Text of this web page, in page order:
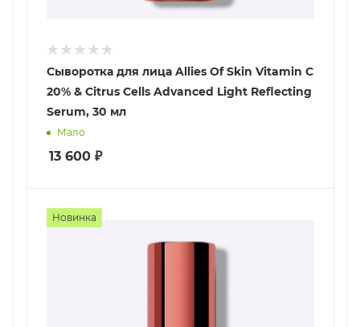
Сыворотка для лица Allies Of Skin Vitamin C
20% & Citrus Cells Advanced Light Reflecting
Serum, 30 мл
Мало
13 600 ₽
Новинка